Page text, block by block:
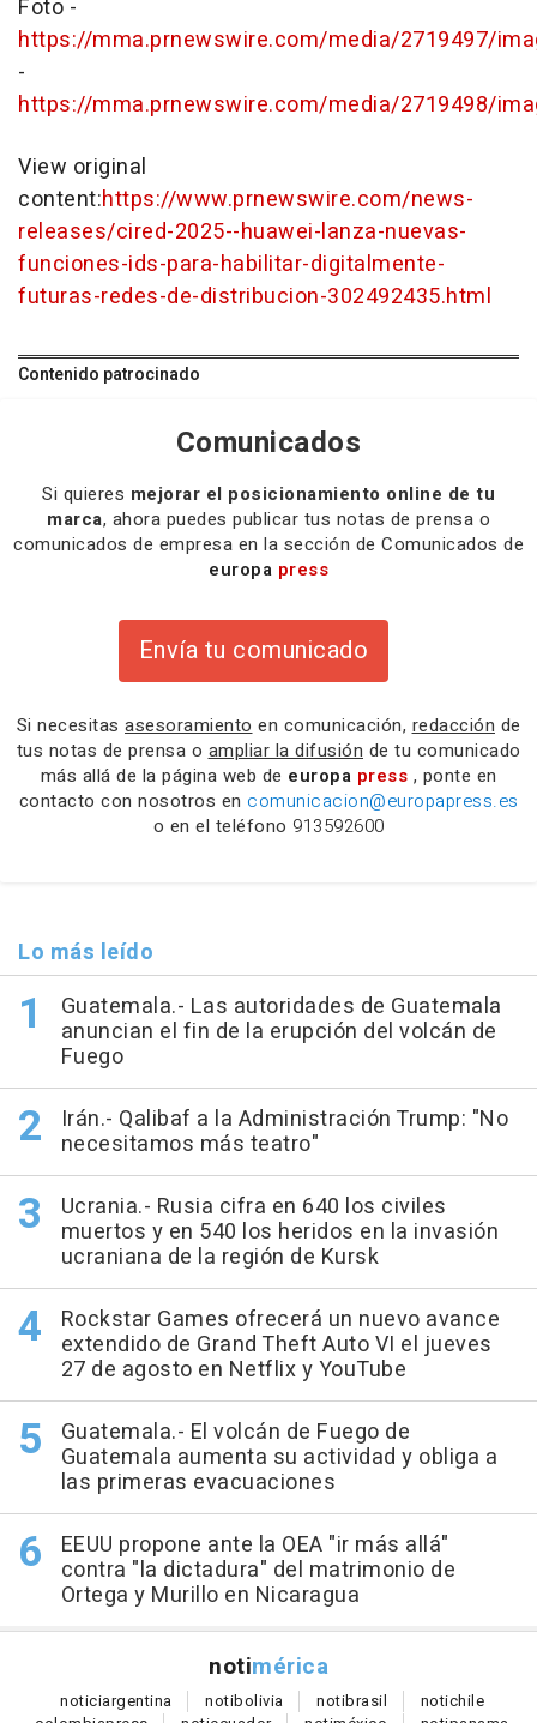
Foto -
https://mma.prnewswire.com/media/2719497/
-
https://mma.prnewswire.com/media/2719498/
View original
content:https://www.prnewswire.com/news-
releases/cired-2025--huawei-lanza-nuevas-
funciones-ids-para-habilitar-digitalmente-
futuras-redes-de-distribucion-302492435.html
Contenido patrocinado
Comunicados
Si quieres mejorar el posicionamiento online de tu
marca, ahora puedes publicar tus notas de prensa o
comunicados de empresa en la sección de Comunicados de
europa press
Envía tu comunicado
Si necesitas asesoramiento en comunicación, redacción de
tus notas de prensa o ampliar la difusión de tu comunicado
más allá de la página web de europa press , ponte en
contacto con nosotros en comunicacion@europapress.es
o en el teléfono 913592600
Lo más leído
Guatemala.- Las autoridades de Guatemala
anuncian el fin de la erupción del volcán de
Fuego
Irán.- Qalibaf a la Administración Trump: "No
necesitamos más teatro"
Ucrania.- Rusia cifra en 640 los civiles
muertos y en 540 los heridos en la invasión
ucraniana de la región de Kursk
Rockstar Games ofrecerá un nuevo avance
extendido de Grand Theft Auto VI el jueves
27 de agosto en Netflix y YouTube
Guatemala.- El volcán de Fuego de
Guatemala aumenta su actividad y obliga a
las primeras evacuaciones
EEUU propone ante la OEA "ir más allá"
contra "la dictadura" del matrimonio de
Ortega y Murillo en Nicaragua
notimérica
noticiargentina notibolivia notibrasil notichile